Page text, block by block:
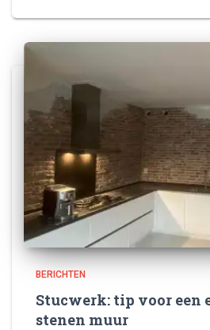
BERICHTEN
Stucwerk: tip voor een
stenen muur